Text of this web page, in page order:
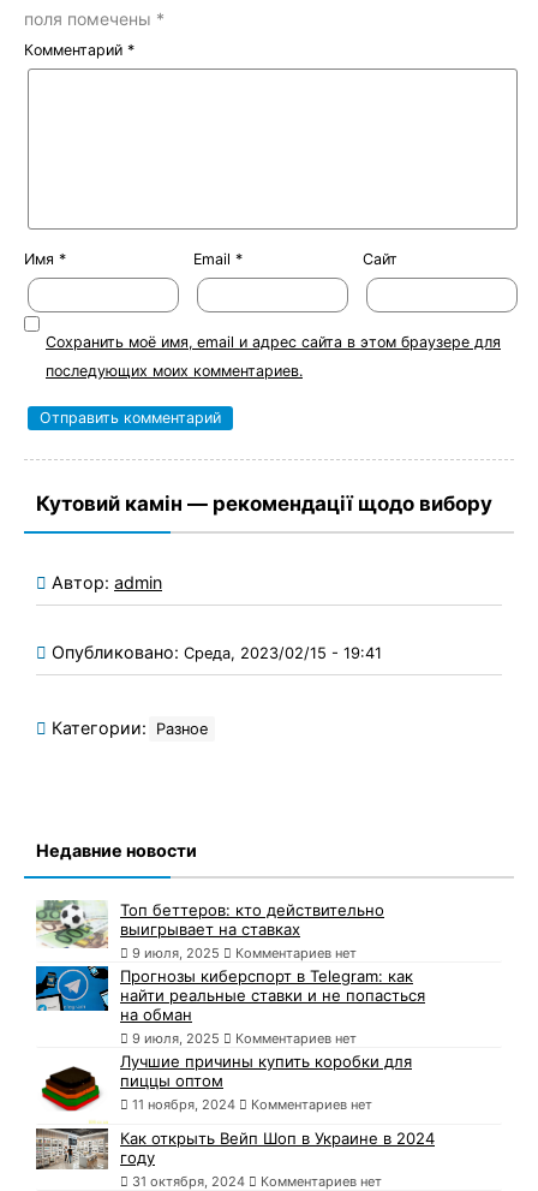
поля помечены *
Комментарий *
Имя * Email * Сайт
Сохранить моё имя, email и адрес сайта в этом браузере для
последующих моих комментариев.
Кутовий камін — рекомендації щодо вибору
Автор: admin
Опубликовано: Среда, 2023/02/15 - 19:41
Категории: Разное
Недавние новости
Топ беттеров: кто действительно
выигрывает на ставках
9 июля, 2025 Комментариев нет
Прогнозы киберспорт в Telegram: как
найти реальные ставки и не попасться
на обман
9 июля, 2025 Комментариев нет
Лучшие причины купить коробки для
пиццы оптом
11 ноября, 2024 Комментариев нет
Как открыть Вейп Шоп в Украине в 2024
году
31 октября, 2024 Комментариев нет